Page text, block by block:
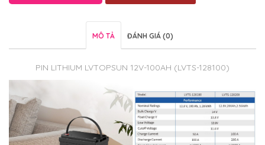
MÔ TẢ ĐÁNH GIÁ (0)
PIN LITHIUM LVTOPSUN 12V-100AH (LVTS-128100)